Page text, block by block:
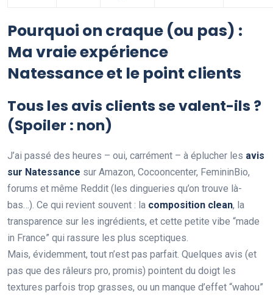
Pourquoi on craque (ou pas) :
Ma vraie expérience
Natessance et le point clients
Tous les avis clients se valent-ils ?
(Spoiler : non)
J’ai passé des heures – oui, carrément – à éplucher les avis
sur Natessance sur Amazon, Cocooncenter, FemininBio,
forums et même Reddit (les dingueries qu’on trouve là-
bas…). Ce qui revient souvent : la composition clean, la
transparence sur les ingrédients, et cette petite vibe “made
in France” qui rassure les plus sceptiques.
Mais, évidemment, tout n’est pas parfait. Quelques avis (et
pas que des râleurs pro, promis) pointent du doigt les
textures parfois trop grasses, ou un manque d’effet “wahou”